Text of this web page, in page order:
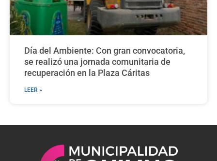
Día del Ambiente: Con gran convocatoria,
se realizó una jornada comunitaria de
recuperación en la Plaza Cáritas
LEER »